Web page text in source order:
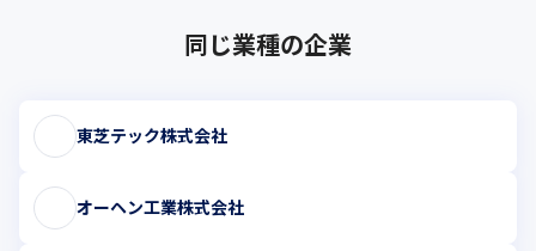
同じ業種の企業
東芝テック株式会社
オーヘン工業株式会社